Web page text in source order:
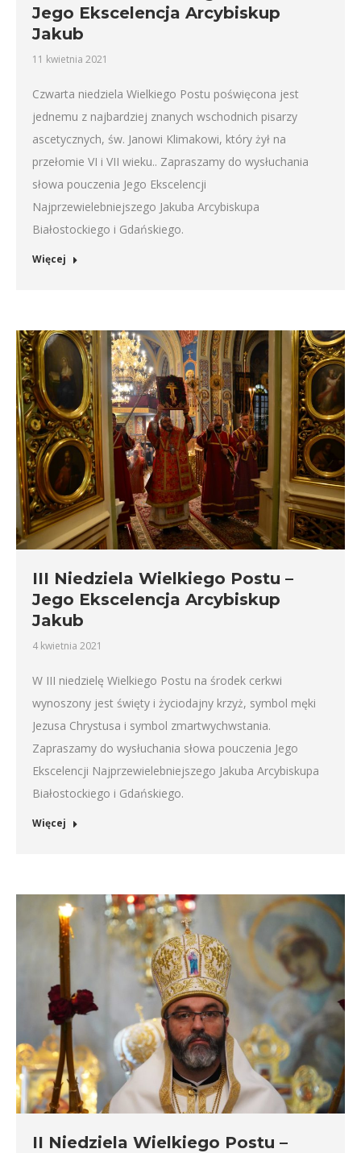
Jego Ekscelencja Arcybiskup
Jakub
11 kwietnia 2021
Czwarta niedziela Wielkiego Postu poświęcona jest
jednemu z najbardziej znanych wschodnich pisarzy
ascetycznych, św. Janowi Klimakowi, który żył na
przełomie VI i VII wieku.. Zapraszamy do wysłuchania
słowa pouczenia Jego Ekscelencji
Najprzewielebniejszego Jakuba Arcybiskupa
Białostockiego i Gdańskiego.
Więcej
III Niedziela Wielkiego Postu –
Jego Ekscelencja Arcybiskup
Jakub
4 kwietnia 2021
W III niedzielę Wielkiego Postu na środek cerkwi
wynoszony jest święty i życiodajny krzyż, symbol męki
Jezusa Chrystusa i symbol zmartwychwstania.
Zapraszamy do wysłuchania słowa pouczenia Jego
Ekscelencji Najprzewielebniejszego Jakuba Arcybiskupa
Białostockiego i Gdańskiego.
Więcej
II Niedziela Wielkiego Postu –